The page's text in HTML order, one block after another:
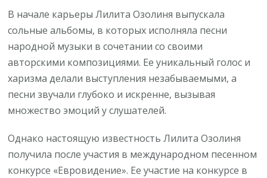
В начале карьеры Лилита Озолиня выпускала
сольные альбомы, в которых исполняла песни
народной музыки в сочетании со своими
авторскими композициями. Ее уникальный голос и
харизма делали выступления незабываемыми, а
песни звучали глубоко и искренне, вызывая
множество эмоций у слушателей.
Однако настоящую известность Лилита Озолиня
получила после участия в международном песенном
конкурсе «Евровидение». Ее участие на конкурсе в